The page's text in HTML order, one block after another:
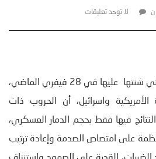
لا توجد تعليقات
كشفت الحرب على ايران التي شنتها عليها في 28 فيفري الماضي،
واسرائيل، أن الحروب ذات
فيها فقط بحجم الدمار العسكري،
على امتصاص الصدمة وإعادة ترتيب